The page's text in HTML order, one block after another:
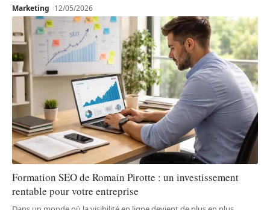
Marketing 12/05/2026
Formation SEO de Romain Pirotte : un investissement
rentable pour votre entreprise